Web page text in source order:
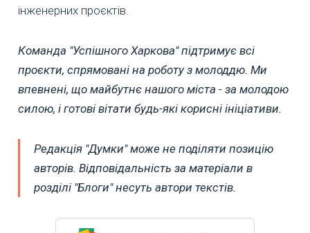
інженерних проєктів.
Команда "Успішного Харкова" підтримує всі
проєкти, спрямовані на роботу з молоддю. Ми
впевнені, що майбутнє нашого міста - за молодою
силою, і готові вітати будь-які корисні ініціативи.
Редакція "Думки" може не поділяти позицію
авторів. Відповідальність за матеріали в
розділі "Блоги" несуть автори текстів.